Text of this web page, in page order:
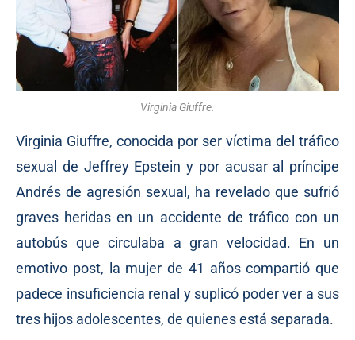
Virginia Giuffre.
Virginia Giuffre, conocida por ser víctima del tráfico
sexual de Jeffrey Epstein y por acusar al príncipe
Andrés de agresión sexual, ha revelado que sufrió
graves heridas en un accidente de tráfico con un
autobús que circulaba a gran velocidad. En un
emotivo post, la mujer de 41 años compartió que
padece insuficiencia renal y suplicó poder ver a sus
tres hijos adolescentes, de quienes está separada.